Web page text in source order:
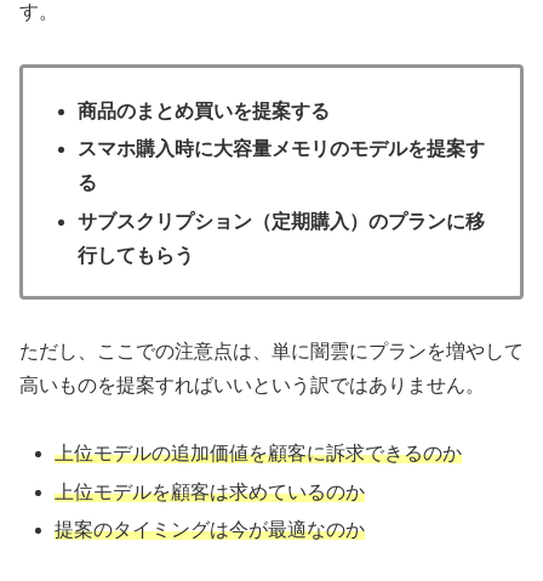
す。
商品のまとめ買いを提案する
スマホ購入時に大容量メモリのモデルを提案す
る
サブスクリプション（定期購入）のプランに移
行してもらう
ただし、ここでの注意点は、単に闇雲にプランを増やして
高いものを提案すればいいという訳ではありません。
上位モデルの追加価値を顧客に訴求できるのか
上位モデルを顧客は求めているのか
提案のタイミングは今が最適なのか